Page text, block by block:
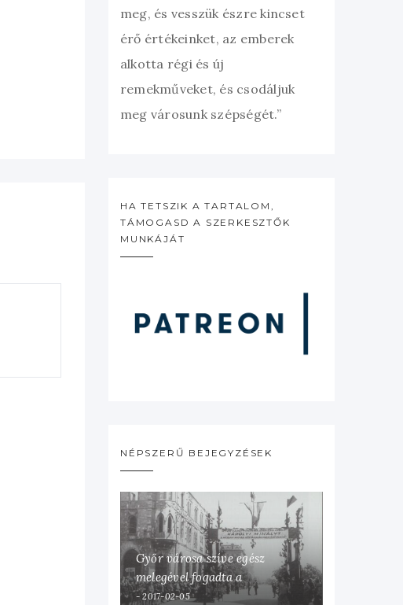
meg, és vesszük észre kincset
érő értékeinket, az emberek
alkotta régi és új
remekműveket, és csodáljuk
meg városunk szépségét.”
HA TETSZIK A TARTALOM,
TÁMOGASD A SZERKESZTŐK
MUNKÁJÁT
NÉPSZERŰ BEJEGYZÉSEK
Győr városa szíve egész
melegével fogadta a
hazaérkezett Károlyi Mihályt
2017-02-05